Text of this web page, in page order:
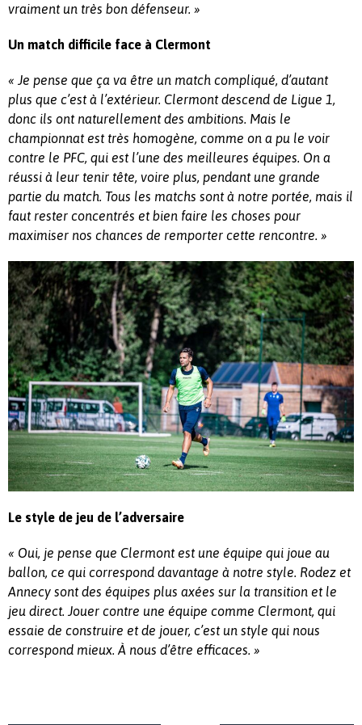
vraiment un très bon défenseur. »
Un match difficile face à Clermont
« Je pense que ça va être un match compliqué, d’autant
plus que c’est à l’extérieur. Clermont descend de Ligue 1,
donc ils ont naturellement des ambitions. Mais le
championnat est très homogène, comme on a pu le voir
contre le PFC, qui est l’une des meilleures équipes. On a
réussi à leur tenir tête, voire plus, pendant une grande
partie du match. Tous les matchs sont à notre portée, mais il
faut rester concentrés et bien faire les choses pour
maximiser nos chances de remporter cette rencontre. »
Le style de jeu de l’adversaire
« Oui, je pense que Clermont est une équipe qui joue au
ballon, ce qui correspond davantage à notre style. Rodez et
Annecy sont des équipes plus axées sur la transition et le
jeu direct. Jouer contre une équipe comme Clermont, qui
essaie de construire et de jouer, c’est un style qui nous
correspond mieux. À nous d’être efficaces. »